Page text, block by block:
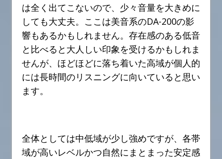
は全く出てこないので、少々音量を大きめに
しても大丈夫。ここは美音系のDA-200の影
響もあるかもしれません。存在感のある低音
と比べると大人しい印象を受けるかもしれま
せんが、ほどほどに落ち着いた高域が個人的
には長時間のリスニングに向いていると思い
ます。
全体としては中低域が少し強めですが、各帯
域が高いレベルかつ自然にまとまった安定感